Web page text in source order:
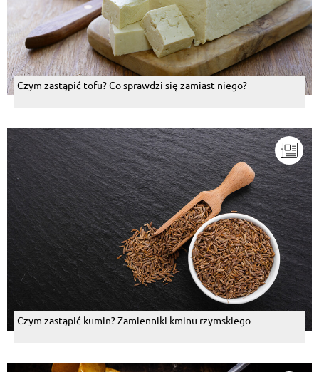
Czym zastąpić tofu? Co sprawdzi się zamiast niego?
Czym zastąpić kumin? Zamienniki kminu rzymskiego